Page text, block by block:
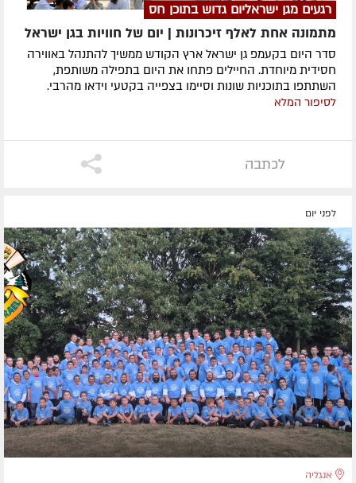
רגעים מגן ישראליום גדוש בתוכן חס
מתמונה אחת לאלף זיכרונות | יום של חוויות בגן ישראל
סדר היום בקעמפ גן ישראל ארץ הקודש ממשיך להתנהל באווירה
חסידית מיוחדת. החיילים פתחו את היום בתפילה משותפת,
השתתפו בתוכניות שונות וסיימו בצפייה בקטעי וידאו מהרבי.
לסיפור המלא
לכתבה
לפני יום
אנגליה